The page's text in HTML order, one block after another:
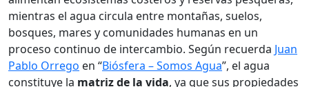
mientras el agua circula entre montañas, suelos,
bosques, mares y comunidades humanas en un
proceso continuo de intercambio. Según recuerda Juan
Pablo Orrego en “Biósfera – Somos Agua”, el agua
constituye la matriz de la vida, ya que sus propiedades